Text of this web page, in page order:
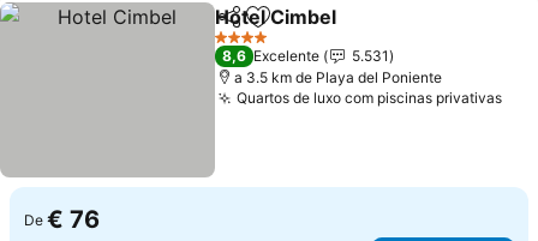
PartilharAdicionar aos favoritos
Hotel Cimbel
4 Estrelas
8,6 Excelente
5.531
a 3.5 km de Playa del Poniente
Quartos de luxo com piscinas privativas
De € 76